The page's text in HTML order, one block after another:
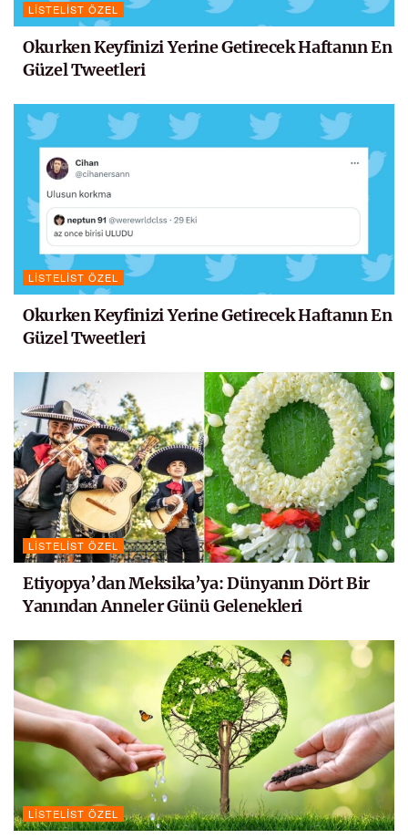
LISTELIST ÖZEL
Okurken Keyfinizi Yerine Getirecek Haftanın En
Güzel Tweetleri
LISTELIST ÖZEL
Okurken Keyfinizi Yerine Getirecek Haftanın En
Güzel Tweetleri
LISTELIST ÖZEL
Etiyopya’dan Meksika’ya: Dünyanın Dört Bir
Yanından Anneler Günü Gelenekleri
LISTELIST ÖZEL